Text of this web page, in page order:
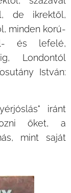
de ikrektől,
minden korú-
és lefelé,
Londontól
István:
iránt
őket, a
mint saját